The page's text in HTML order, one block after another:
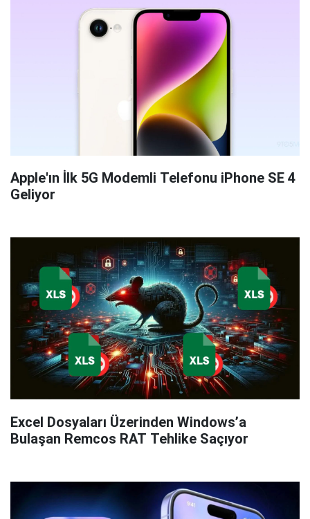
Apple'ın İlk 5G Modemli Telefonu iPhone SE 4
Geliyor
Excel Dosyaları Üzerinden Windows’a
Bulaşan Remcos RAT Tehlike Saçıyor